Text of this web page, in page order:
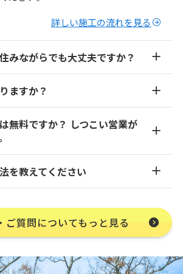
詳しい施工の流れを見る
みながらでも大丈夫ですか？
ますか？
無料ですか？ しつこい営業が
を教えてください
ご質問についてもっと見る